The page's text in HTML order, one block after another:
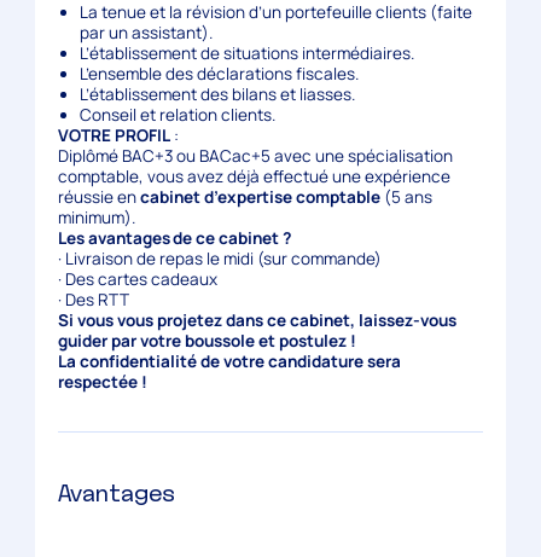
La tenue et la révision d’un portefeuille clients (faite
par un assistant).
L’établissement de situations intermédiaires.
L’ensemble des déclarations fiscales.
L’établissement des bilans et liasses.
Conseil et relation clients.
VOTRE PROFIL :
Diplômé BAC+3 ou BACac+5 avec une spécialisation
comptable, vous avez déjà effectué une expérience
réussie encabinet d’expertise comptable (5 ans
minimum).
Les avantages de ce cabinet ?
· Livraison de repas le midi (sur commande)
· Des cartes cadeaux
· Des RTT
Si vous vous projetez dans ce cabinet, laissez-vous
guider par votre boussole et postulez !
La confidentialité de votre candidature sera
respectée !
Avantages